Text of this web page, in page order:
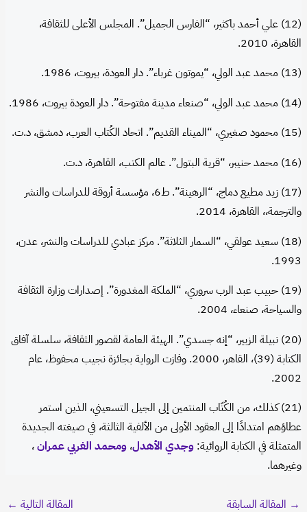
(12) علي أحمد باكثير، “الفارس الجميل”. المجلس الأعلى للثقافة،
القاهرة، 2010.
(13) محمد عبد الولي، “يموتون غرباء”. دار العودة، بيروت، 1986.
(14) محمد عبد الولي، “صنعاء مدينة مفتوحة”. دار العودة بيروت، 1986.
(15) محمود صغيري، “الميناء القديم”. اتحاد الكُتاب العرب، دمشق، د.ت.
(16) محمد حنيبر، “قرية البتول”. عالم الكتب، القاهرة، د.ت.
(17) زيد مطيع دماج، “الرهينة”. ط6، مؤسسة أروقة للدراسات والنشر
والترجمة،، القاهرة، 2014.
(18) سعيد عولقي، “السمار الثلاثة”. مركز عبادي للدراسات والنشر، عدن،
1993.
(19) حبيب عبد الرب سروري، “الملكة المغدورة”. إصدارات وزارة الثقافة
والسياحة، صنعاء، 2004.
(20) نبيلة الزبير، “إنه جسدي”. الهيئة العامة لقصور الثقافة، سلسلة آفاق
الكتابة (39)، القاهر، 2000. وفازت الرواية بجائزة نجيب محفوظ، عام
2002.
(21) كذلك، من الكُتّاب المنتمين إلى الجيل التسعيني، الذين استمر
عطاؤهم امتدادًا إلى العقود الأولى من الألفية الثالثة، في صيغته الجديدة
المتمثلة في الكتابة الروائية:وجدي الأهدل،ومحمد الغربي عمران،
وغيرهما.
→ المقالة السابقة المقالة التالية ←